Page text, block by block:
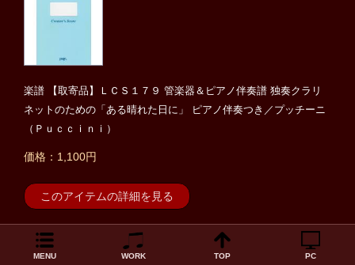
楽譜 【取寄品】ＬＣＳ１７９ 管楽器＆ピアノ伴奏譜 独奏クラリ
ネットのための「ある晴れた日に」 ピアノ伴奏つき／プッチーニ
（Ｐｕｃｃｉｎｉ）
価格：1,100円
このアイテムの詳細を見る
MENU WORK TOP PC